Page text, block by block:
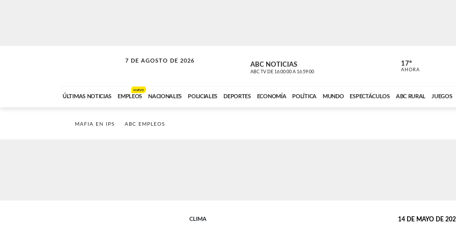
7 DE AGOSTO DE 2026
VITAMINAS ABC NOTICIAS
ABC TV DE 16:00:00 A 16:59:00 ABC CARDINAL
17º
AHORA
ÚLTIMAS NOTICIAS EMPLEOS
NUEVO
NACIONALES POLICIALES DEPORTES ECONOMÍA POLÍTICA MUNDO ESPECTÁCULOS ABC RURAL JUEGOS
MAFIA EN IPS ABC EMPLEOS
CLIMA 14 DE MAYO DE